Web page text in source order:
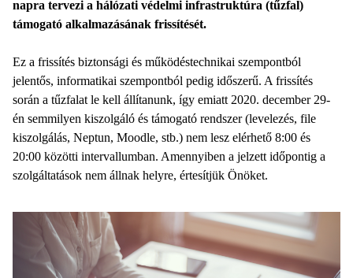
napra tervezi a hálózati védelmi infrastruktúra (tűzfal)
támogató alkalmazásának frissítését.
Ez a frissítés biztonsági és működéstechnikai szempontból
jelentős, informatikai szempontból pedig időszerű. A frissítés
során a tűzfalat le kell állítanunk, így emiatt 2020. december 29-
én semmilyen kiszolgáló és támogató rendszer (levelezés, file
kiszolgálás, Neptun, Moodle, stb.) nem lesz elérhető 8:00 és
20:00 közötti intervallumban. Amennyiben a jelzett időpontig a
szolgáltatások nem állnak helyre, értesítjük Önöket.